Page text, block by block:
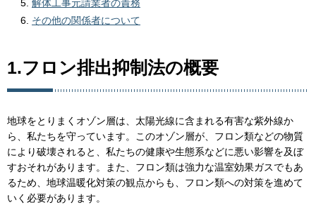
解体工事元請業者の責務
その他の関係者について
1.フロン排出抑制法の概要
地球をとりまくオゾン層は、太陽光線に含まれる有害な紫外線か
ら、私たちを守っています。このオゾン層が、フロン類などの物質
により破壊されると、私たちの健康や生態系などに悪い影響を及ぼ
すおそれがあります。また、フロン類は強力な温室効果ガスでもあ
るため、地球温暖化対策の観点からも、フロン類への対策を進めて
いく必要があります。